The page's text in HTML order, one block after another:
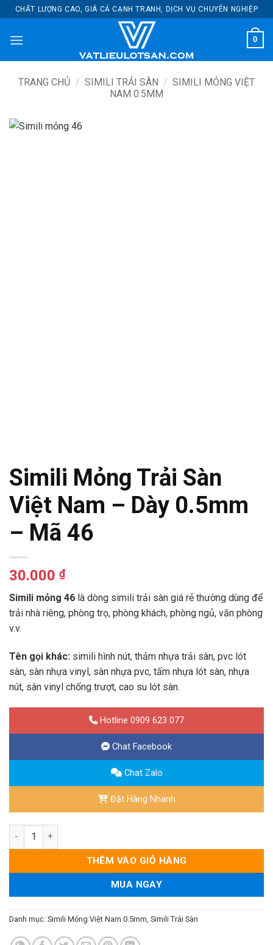
qua
nội
CHẤT LƯỢNG CAO, GIÁ CẢ CẠNH TRANH, DỊCH VỤ CHUYÊN NGHIỆP
0
TRANG CHỦ / SIMILI TRẢI SÀN / SIMILI MỎNG VIỆT
NAM 0.5MM
Simili Mỏng Trải Sàn
Việt Nam – Dày 0.5mm
– Mã 46
30.000 ₫
Simili mỏng 46 là dòng simili trải sàn giá rẻ thường dùng để
trải nhà riêng, phòng trọ, phòng khách, phòng ngủ, văn phòng
v.v.
Tên gọi khác: simili hình nút, thảm nhựa trải sàn, pvc lót
sàn, sàn nhựa vinyl, sàn nhựa pvc, tấm nhựa lót sàn, nhựa
nút, sàn vinyl chống trượt, cao su lót sàn.
Hotline 0909 623 077
Chat Facebook
Chat Zalo
Đặt Hàng Nhanh
Simili Mỏng Trải Sàn Việt Nam - Dày 0.5mm - Mã 46 số lượng
THÊM VÀO GIỎ HÀNG
MUA NGAY
Danh mục: Simili Mỏng Việt Nam 0.5mm Simili Trải Sàn